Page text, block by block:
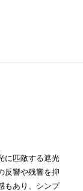
に匹敵する遮光
反響や残響を抑
もあり、シンプ